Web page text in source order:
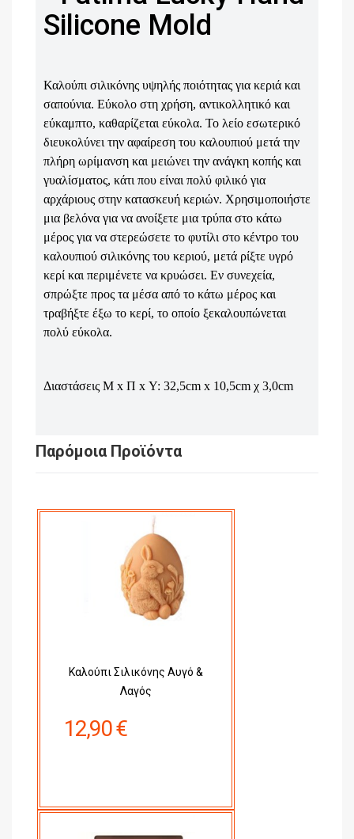
Silicone Mold
Καλούπι σιλικόνης υψηλής ποιότητας για κεριά και
σαπούνια. Εύκολο στη χρήση, αντικολλητικό και
εύκαμπτο, καθαρίζεται εύκολα. Το λείο εσωτερικό
διευκολύνει την αφαίρεση του καλουπιού μετά την
πλήρη ωρίμανση και μειώνει την ανάγκη κοπής και
γυαλίσματος, κάτι που είναι πολύ φιλικό για
αρχάριους στην κατασκευή κεριών. Χρησιμοποιήστε
μια βελόνα για να ανοίξετε μια τρύπα στο κάτω
μέρος για να στερεώσετε το φυτίλι στο κέντρο του
καλουπιού σιλικόνης του κεριού, μετά ρίξτε υγρό
κερί και περιμένετε να κρυώσει. Εν συνεχεία,
σπρώξτε προς τα μέσα από το κάτω μέρος και
τραβήξτε έξω το κερί, το οποίο ξεκαλουπώνεται
πολύ εύκολα.
Διαστάσεις Μ x Π x Υ: 32,5cm x 10,5cm χ 3,0cm
Παρόμοια Προϊόντα
Καλούπι Σιλικόνης Αυγό &
Λαγός
12,90 €